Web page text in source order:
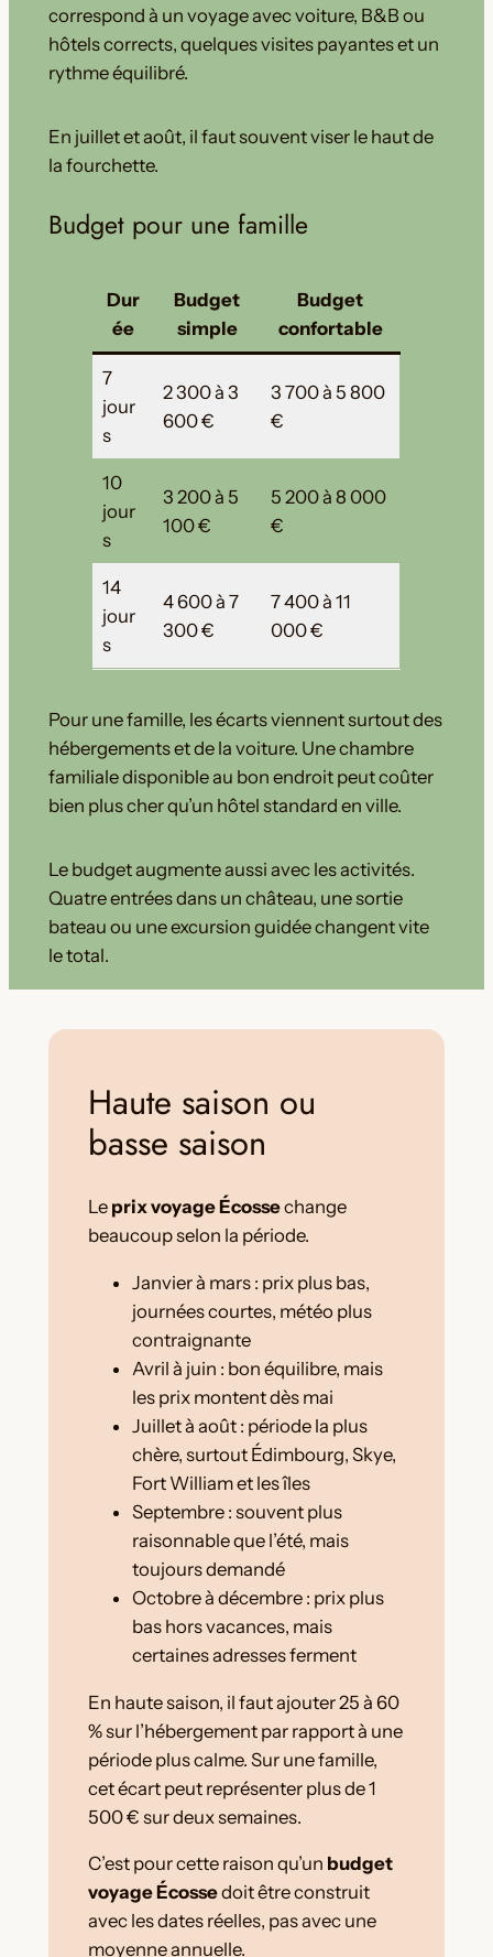
correspond à un voyage avec voiture, B&B ou
hôtels corrects, quelques visites payantes et un
rythme équilibré.
En juillet et août, il faut souvent viser le haut de
la fourchette.
Budget pour une famille
Dur
ée
Budget
simple
Budget
confortable
7
jour
s
2 300 à 3
600 €
3 700 à 5 800
€
10
jour
s
3 200 à 5
100 €
5 200 à 8 000
€
14
jour
s
4 600 à 7
300 €
7 400 à 11
000 €
Pour une famille, les écarts viennent surtout des
hébergements et de la voiture. Une chambre
familiale disponible au bon endroit peut coûter
bien plus cher qu’un hôtel standard en ville.
Le budget augmente aussi avec les activités.
Quatre entrées dans un château, une sortie
bateau ou une excursion guidée changent vite
le total.
Haute saison ou
basse saison
Le prix voyage Écossechange
beaucoup selon la période.
Janvier à mars : prix plus bas,
journées courtes, météo plus
contraignante
Avril à juin : bon équilibre, mais
les prix montent dès mai
Juillet à août : période la plus
chère, surtout Édimbourg, Skye,
Fort William et les îles
Septembre : souvent plus
raisonnable que l’été, mais
toujours demandé
Octobre à décembre : prix plus
bas hors vacances, mais
certaines adresses ferment
En haute saison, il faut ajouter 25 à 60
% sur l’hébergement par rapport à une
période plus calme. Sur une famille,
cet écart peut représenter plus de 1
500 € sur deux semaines.
C’est pour cette raison qu’un budget
voyage Écossedoit être construit
avec les dates réelles, pas avec une
moyenne annuelle.